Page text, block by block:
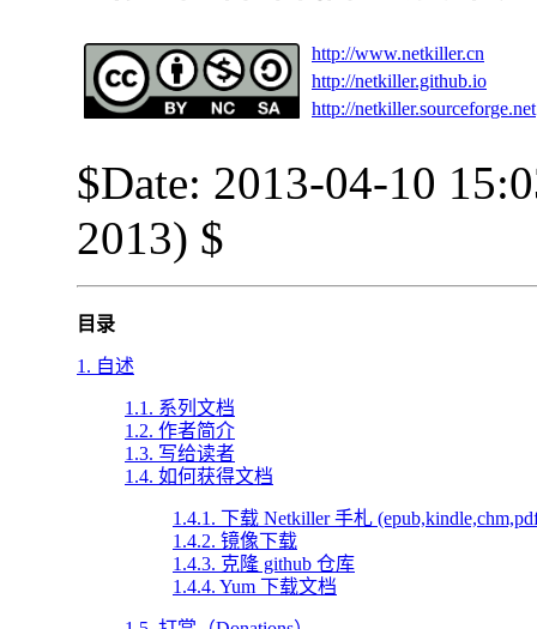
http://www.netkiller.cn
http://netkiller.github.io
http://netkiller.sourceforge.net
$Date: 2013-04-10
2013) $
目录
1. 自述
1.1. 系列文档
1.2. 作者简介
1.3. 写给读者
1.4. 如何获得文档
1.4.1. 下载 Netkiller 手札
1.4.2. 镜像下载
1.4.3. 克隆 github 仓库
1.4.4. Yum 下载文档